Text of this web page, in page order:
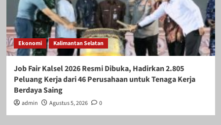
Ekonomi Kalimantan Selatan
Job Fair Kalsel 2026 Resmi Dibuka, Hadirkan 2.805
Peluang Kerja dari 46 Perusahaan untuk Tenaga Kerja
Berdaya Saing
admin Agustus 5, 2026 0